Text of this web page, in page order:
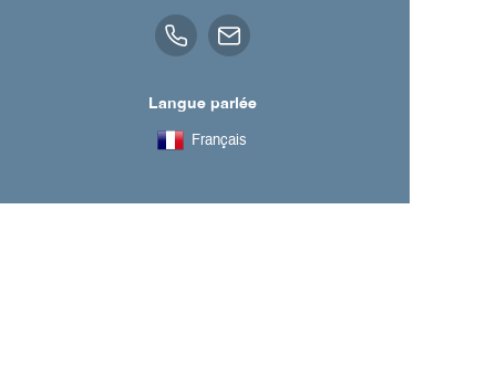
Langue parlée
Français